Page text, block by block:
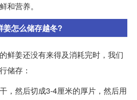
和营养。
姜怎么储存越冬?
鲜姜还没有来得及消耗完时，我们
储存：
，然后切成3-4厘米的厚片，然后用